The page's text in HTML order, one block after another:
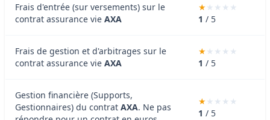
Frais d'entrée (sur versements) sur le
contrat assurance vie AXA 1 / 5
Frais de gestion et d'arbitrages sur le
contrat assurance vie AXA 1 / 5
Gestion financière (Supports,
Gestionnaires) du contrat AXA. Ne pas
1 / 5